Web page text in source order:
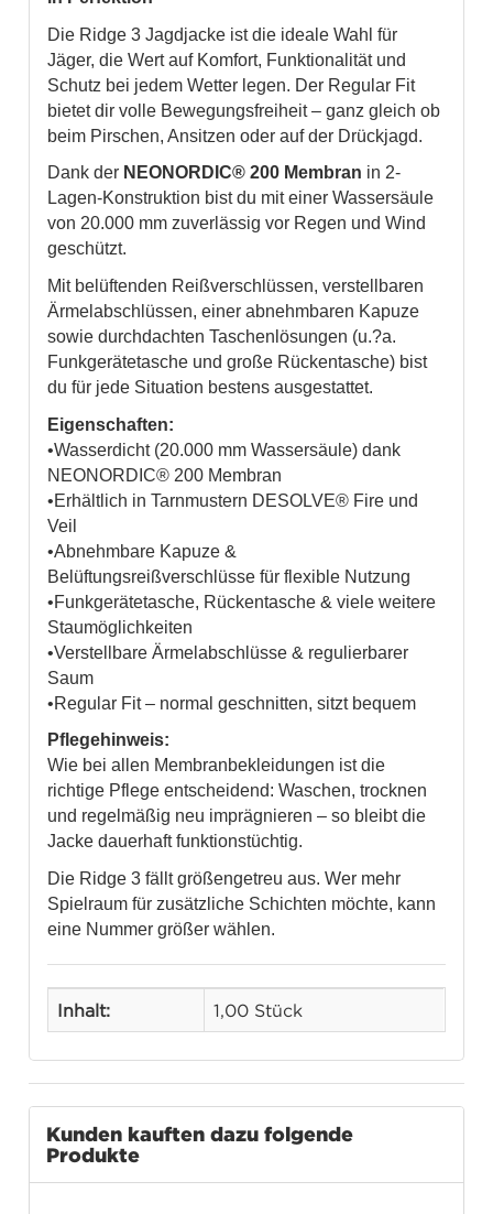
Die Ridge 3 Jagdjacke ist die ideale Wahl für
Jäger, die Wert auf Komfort, Funktionalität und
Schutz bei jedem Wetter legen. Der Regular Fit
bietet dir volle Bewegungsfreiheit – ganz gleich ob
beim Pirschen, Ansitzen oder auf der Drückjagd.
Dank der NEONORDIC® 200 Membran in 2-
Lagen-Konstruktion bist du mit einer Wassersäule
von 20.000 mm zuverlässig vor Regen und Wind
geschützt.
Mit belüftenden Reißverschlüssen, verstellbaren
Ärmelabschlüssen, einer abnehmbaren Kapuze
sowie durchdachten Taschenlösungen (u.?a.
Funkgerätetasche und große Rückentasche) bist
du für jede Situation bestens ausgestattet.
Eigenschaften:
•Wasserdicht (20.000 mm Wassersäule) dank
NEONORDIC® 200 Membran
•Erhältlich in Tarnmustern DESOLVE® Fire und
Veil
•Abnehmbare Kapuze &
Belüftungsreißverschlüsse für flexible Nutzung
•Funkgerätetasche, Rückentasche & viele weitere
Staumöglichkeiten
•Verstellbare Ärmelabschlüsse & regulierbarer
Saum
•Regular Fit – normal geschnitten, sitzt bequem
Pflegehinweis:
Wie bei allen Membranbekleidungen ist die
richtige Pflege entscheidend: Waschen, trocknen
und regelmäßig neu imprägnieren – so bleibt die
Jacke dauerhaft funktionstüchtig.
Die Ridge 3 fällt größengetreu aus. Wer mehr
Spielraum für zusätzliche Schichten möchte, kann
eine Nummer größer wählen.
Inhalt: 1,00 Stück
Kunden kauften dazu folgende
Produkte